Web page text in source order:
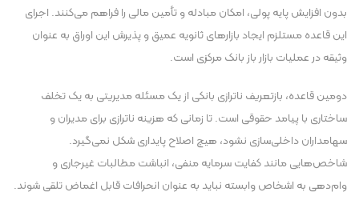
بدون افزایش پایه پولی، امکان مبادله و تأمین مالی را فراهم می‌کنند. اجرای
این قاعده مستلزم ایجاد بازار‌های ثانویه عمیق و پذیرش این اوراق به عنوان
وثیقه در عملیات بازار باز بانک مرکزی است.
دومین قاعده، بازتعریف ناترازی بانکی از یک مسئله مدیریتی به یک تخلف
ساختاری با پیامد حقوقی است. تا زمانی که هزینه ناترازی برای مدیران و
سهامداران داخلی‌سازی نشود، هیچ اصلاح پایداری شکل نمی‌گیرد.
شاخص‌هایی مانند کفایت سرمایه منفی، انباشت مطالبات غیرجاری و
وام‌دهی به اشخاص وابسته نباید به عنوان انحرافات قابل اغماض تلقی شوند.